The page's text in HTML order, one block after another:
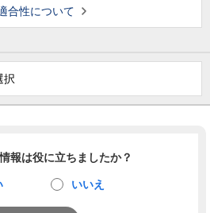
合性について
択
報は役に立ちましたか？
いいえ